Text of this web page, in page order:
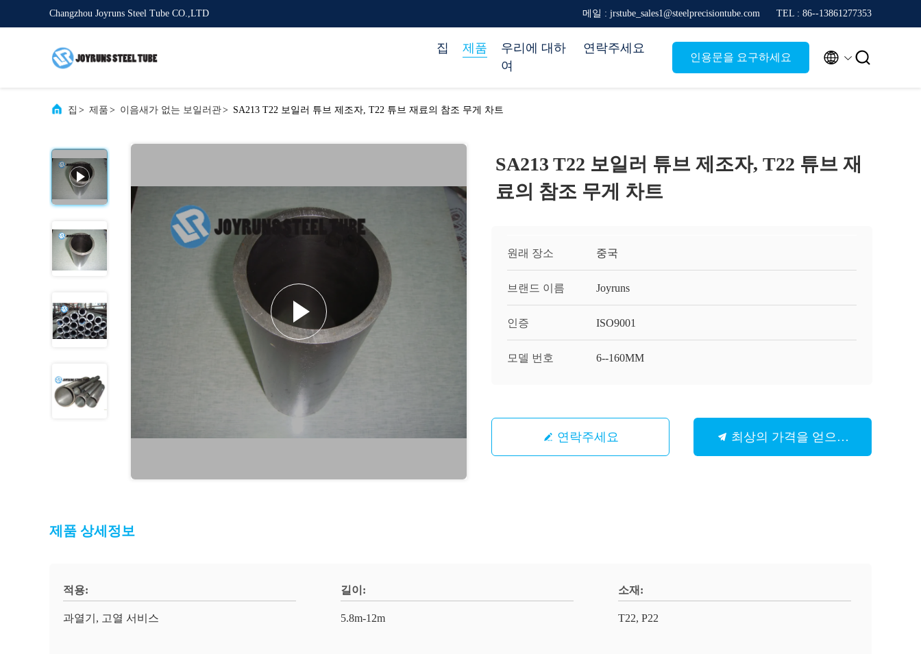
Changzhou Joyruns Steel Tube CO.,LTD 메일 : jrstube_sales1@steelprecisiontube.com TEL : 86--13861277353
집 제품
우리에 대하
여
연락주세요
인용문을 요구하세요  
집 > 제품 > 이음새가 없는 보일러관> SA213 T22 보일러 튜브 제조자, T22 튜브 재료의 참조 무게 차트
SA213 T22 보일러 튜브 제조자, T22 튜브 재
료의 참조 무게 차트
원래 장소 중국
브랜드 이름 Joyruns
인증 ISO9001
모델 번호 6--160MM
연락주세요 최상의 가격을 얻으세요
제품 상세정보
적용:
과열기, 고열 서비스
길이:
5.8m-12m
소재:
T22, P22